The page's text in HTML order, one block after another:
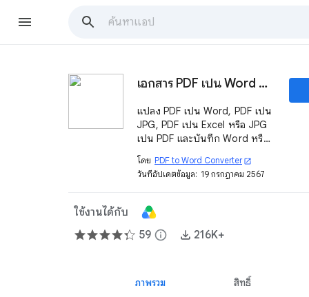
เอกสาร PDF เป็น Word Converter
แปลง PDF เป็น Word, PDF เป็น
JPG, PDF เป็น Excel หรือ JPG
เป็น PDF และบันทึก Word หรือ
Excel ที่แปลงเป็น Google
Docs™ หรือ Google Sheets™
โดย PDF to Word Converter open_in_new
วันที่อัปเดตข้อมูล: 19 กรกฎาคม 2567
ใช้งานได้กับ
59 info 216K+
ภาพรวม สิทธิ์